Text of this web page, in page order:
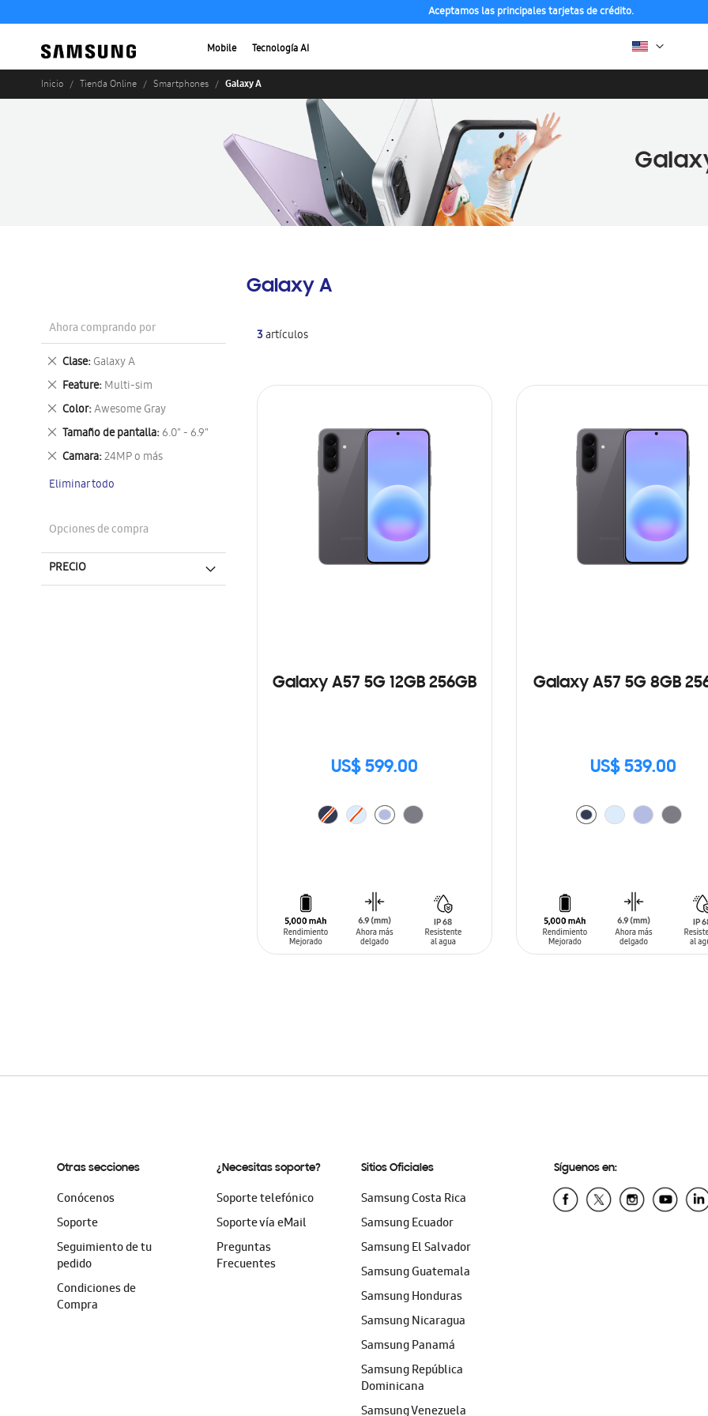
Aceptamos las principales tarjetas de crédito.
Mobile Tecnología AI
Inicio Tienda Online Smartphones Galaxy A
Galaxy A
3artículos
Galaxy A57 5G 12GB 256GB
US$ 599.00
Galaxy A57 5G 8GB
US$ 539.00
Ahora comprando por
Clase Galaxy A
Eliminar
este
artículo
Feature Multi-sim
Eliminar
este
artículo
Color Awesome Gray
Eliminar
este
artículo
Tamaño de pantalla 6.0" - 6.9"
Eliminar
este
artículo
Camara 24MP o más
Eliminar
artículo
Eliminar todo
Opciones de compra
PRECIO
Otras secciones
Conócenos
Soporte
Seguimiento de tu
pedido
Condiciones de
Compra
¿Necesitas soporte?
Soporte telefónico
Soporte vía eMail
Preguntas
Frecuentes
Sitios Oficiales
Samsung Costa Rica
Samsung Ecuador
Samsung El Salvador
Samsung Guatemala
Samsung Honduras
Samsung Nicaragua
Samsung Panamá
Samsung República
Dominicana
Samsung Venezuela
Síguenos en: